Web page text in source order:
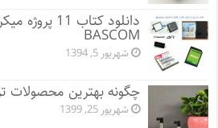
BASCOM
شهریور 5, 1394
چگونه بهترین محصولات
شهریور 25, 1399